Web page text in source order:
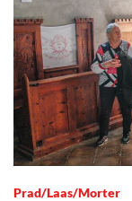
Prad/Laas/Morter